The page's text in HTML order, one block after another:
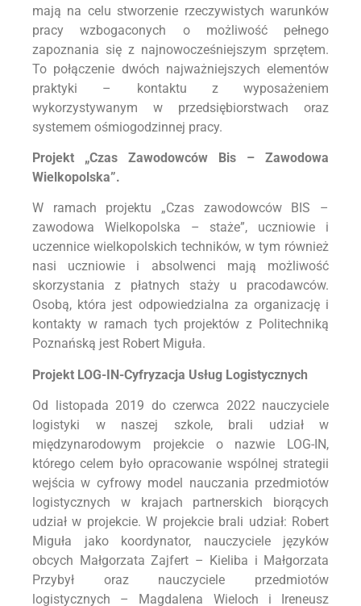
mają na celu stworzenie rzeczywistych warunków
pracy wzbogaconych o możliwość pełnego
zapoznania się z najnowocześniejszym sprzętem.
To połączenie dwóch najważniejszych elementów
praktyki – kontaktu z wyposażeniem
wykorzystywanym w przedsiębiorstwach oraz
systemem ośmiogodzinnej pracy.
Projekt „Czas Zawodowców Bis – Zawodowa
Wielkopolska”.
W ramach projektu „Czas zawodowców BIS –
zawodowa Wielkopolska – staże”, uczniowie i
uczennice wielkopolskich techników, w tym również
nasi uczniowie i absolwenci mają możliwość
skorzystania z płatnych staży u pracodawców.
Osobą, która jest odpowiedzialna za organizację i
kontakty w ramach tych projektów z Politechniką
Poznańską jest Robert Miguła.
Projekt LOG-IN-Cyfryzacja Usług Logistycznych
Od listopada 2019 do czerwca 2022 nauczyciele
logistyki w naszej szkole, brali udział w
międzynarodowym projekcie o nazwie LOG-IN,
którego celem było opracowanie wspólnej strategii
wejścia w cyfrowy model nauczania przedmiotów
logistycznych w krajach partnerskich biorących
udział w projekcie. W projekcie brali udział: Robert
Miguła jako koordynator, nauczyciele języków
obcych Małgorzata Zajfert – Kieliba i Małgorzata
Przybył oraz nauczyciele przedmiotów
logistycznych – Magdalena Wieloch i Ireneusz